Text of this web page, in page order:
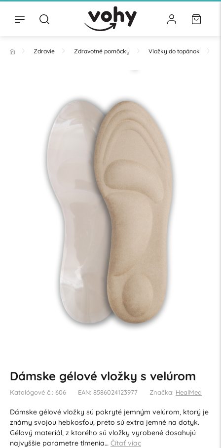
Zdravie Zdravotné pomôcky Vložky do topánok
Dámske gélové vložky s velúrom
Katalógové č.: 606 EAN: 8586024123977 Značka: HealMed
Dámske gélové vložky sú pokryté jemným velúrom, ktorý je
známy svojou hebkosťou, preto sú extra jemné na dotyk.
Gélový materiál, z ktorého sú vložky vyrobené dosahujú
najvyššie parametre tlmenia… Čítať viac